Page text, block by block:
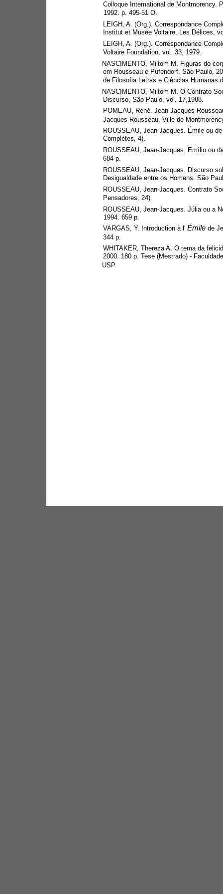
Colloque Intemational de Montmorency.
1992. p. 495-51 O.
LEIGH, A. (Org.). Correspondance
Institut et Musée Voltaire, Les Délices,
LEIGH, A. (Org.). Correspondance
Voltaire Foundation, vol. 33, 1979.
NASCIMENTO, Miltom M. Figuras do
em Rousseau e Pufendorf. São Paulo,
de Filosofia Letras e Ciências Humanas
NASCIMENTO, Miltom M. O Contrato
Discurso, São Paulo, vol. 17,1988.
POMEAU, René. Jean-Jacques
Jacques Rousseau, Ville de
ROUSSEAU, Jean-Jacques. Émile ou
Complétes, 4).
ROUSSEAU, Jean-Jacques. Emílio ou
684 p.
ROUSSEAU, Jean-Jacques. Discurso
Desigualdade entre os Homens. São
ROUSSEAU, Jean-Jacques. Contrato
Pensadores, 24).
ROUSSEAU, Jean-Jacques. Júlia ou a
1994. 659 p.
VARGAS, Y. Introduction à l' Émile de
344 p.
WHITAKER, Thereza A. O tema da
2000. 180 p. Tese (Mestrado) -
USP.